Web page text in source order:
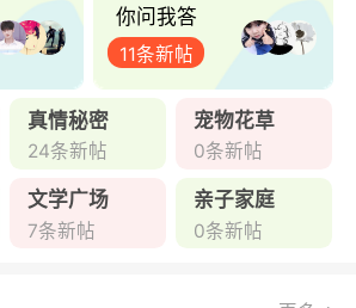
你问我答
11条新帖
真情秘密
24条新帖
宠物花草
0条新帖
文学广场
7条新帖
亲子家庭
0条新帖